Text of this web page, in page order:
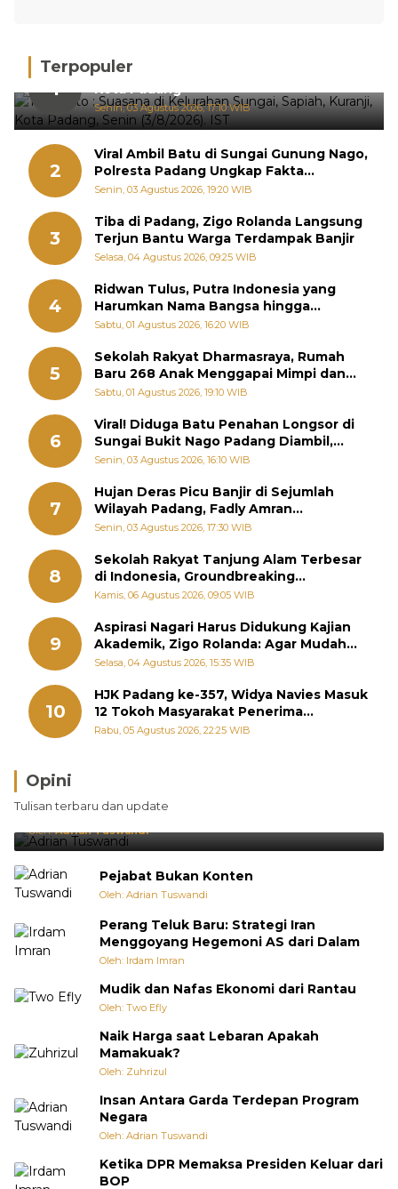
Terpopuler
1
Hujan Deras, 15 Titik Banjir Terdeteksi di
Kota Padang
Senin, 03 Agustus 2026, 17:10 WIB
2
Viral Ambil Batu di Sungai Gunung Nago,
Polresta Padang Ungkap Fakta
Sebenarnya
Senin, 03 Agustus 2026, 19:20 WIB
3
Tiba di Padang, Zigo Rolanda Langsung
Terjun Bantu Warga Terdampak Banjir
Selasa, 04 Agustus 2026, 09:25 WIB
4
Ridwan Tulus, Putra Indonesia yang
Harumkan Nama Bangsa hingga
Diabadikan dalam Buku Jepang
Sabtu, 01 Agustus 2026, 16:20 WIB
5
Sekolah Rakyat Dharmasraya, Rumah
Baru 268 Anak Menggapai Mimpi dan
Memutus Rantai Kemiskinan
Sabtu, 01 Agustus 2026, 19:10 WIB
6
Viral! Diduga Batu Penahan Longsor di
Sungai Bukit Nago Padang Diambil,
Warga Khawatir Bencana Terulang
Senin, 03 Agustus 2026, 16:10 WIB
7
Hujan Deras Picu Banjir di Sejumlah
Wilayah Padang, Fadly Amran
Perintahkan OPD Siaga
Senin, 03 Agustus 2026, 17:30 WIB
8
Sekolah Rakyat Tanjung Alam Terbesar
di Indonesia, Groundbreaking
September
Kamis, 06 Agustus 2026, 09:05 WIB
9
Aspirasi Nagari Harus Didukung Kajian
Akademik, Zigo Rolanda: Agar Mudah
Diperjuangkan di Kementerian
Selasa, 04 Agustus 2026, 15:35 WIB
10
HJK Padang ke-357, Widya Navies Masuk
12 Tokoh Masyarakat Penerima
Penghargaan Pemko Padang
Rabu, 05 Agustus 2026, 22:25 WIB
Opini
Tulisan terbaru dan update
Brasil Lebih Diunggulkan, tetapi Jepang Selalu
Punya Cara Membuat Kejutan
Oleh:Adrian Tuswandi
Pejabat Bukan Konten
Oleh: Adrian Tuswandi
Perang Teluk Baru: Strategi Iran
Menggoyang Hegemoni AS dari Dalam
Oleh: Irdam Imran
Mudik dan Nafas Ekonomi dari Rantau
Oleh: Two Efly
Naik Harga saat Lebaran Apakah
Mamakuak?
Oleh: Zuhrizul
Insan Antara Garda Terdepan Program
Negara
Oleh: Adrian Tuswandi
Ketika DPR Memaksa Presiden Keluar dari
BOP